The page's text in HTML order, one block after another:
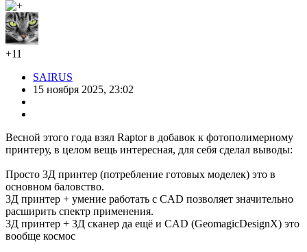
+11
SAIRUS
15 ноября 2025, 23:02
Весной этого года взял Raptor в добавок к фотополимерному
принтеру, в целом вещь интересная, для себя сделал выводы:
Просто 3Д принтер (потребление готовых моделек) это в
основном баловство.
3Д принтер + умение работать с CAD позволяет значительно
расширить спектр применения.
3Д принтер + 3Д сканер да ещё и CAD (GeomagicDesignX) это
вообще космос